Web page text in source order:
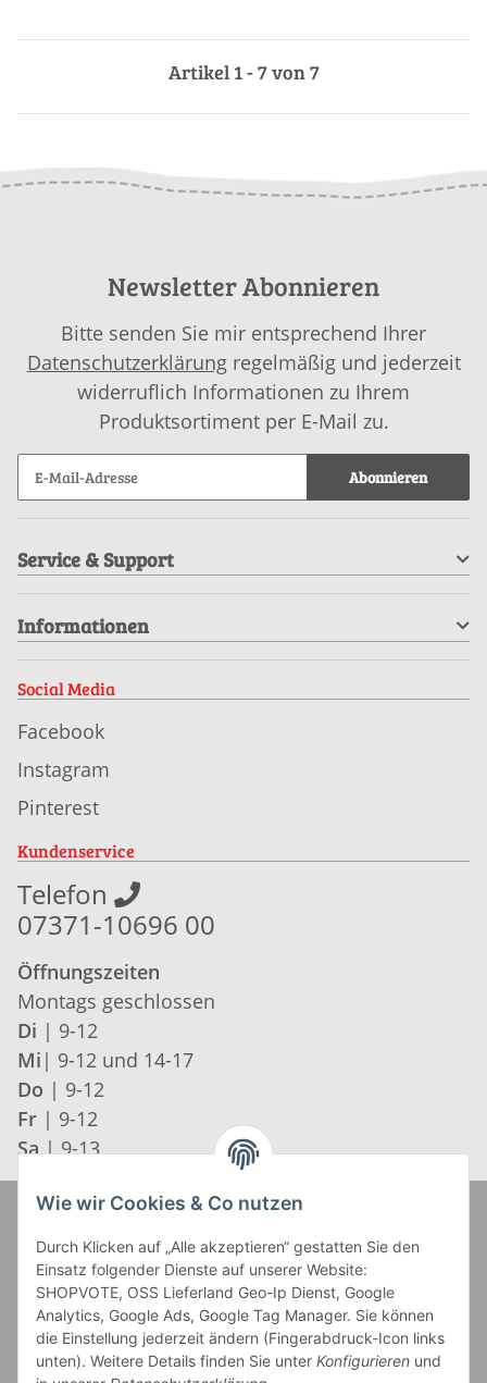
Artikel 1 - 7 von 7
Newsletter Abonnieren
Bitte senden Sie mir entsprechend Ihrer
Datenschutzerklärungregelmäßig und jederzeit
widerruflich Informationen zu Ihrem
Produktsortiment per E-Mail zu.
Abonnieren
Service & Support
Informationen
Social Media
Facebook
Instagram
Pinterest
Kundenservice
Telefon
07371-10696 00
Öffnungszeiten
Montags geschlossen
Di | 9-12
Mi | 9-12 und 14-17
Do | 9-12
Fr | 9-12
Sa | 9-13
Wie wir Cookies & Co nutzen
Durch Klicken auf „Alle akzeptieren“ gestatten Sie den
Einsatz folgender Dienste auf unserer Website:
SHOPVOTE, OSS Lieferland Geo-Ip Dienst, Google
Analytics, Google Ads, Google Tag Manager. Sie können
die Einstellung jederzeit ändern (Fingerabdruck-Icon links
unten). Weitere Details finden Sie unter Konfigurieren und